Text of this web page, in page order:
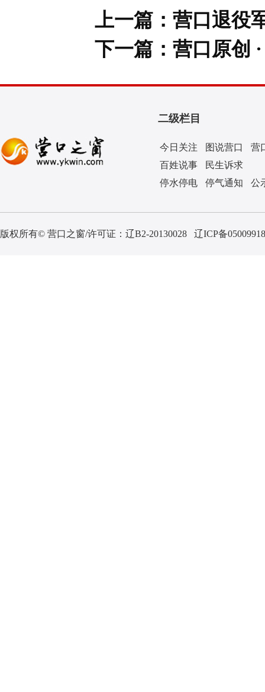
上一篇： 营口退役
下一篇： 营口原创
二级栏目
今日关注 图说营口
营
百姓说事
民生诉求
停水停电
停气通知 公
版权所有© 营口之窗/许可证： 辽B2-20130028 辽ICP备